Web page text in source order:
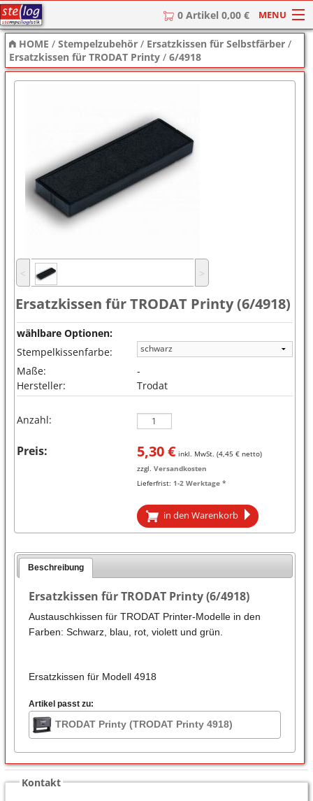
0 Artikel 0,00 € MENU
HOME
Stempel
Stempelzubehör
HOME /Stempelzubehör / Ersatzkissen für Selbstfärber /
Ersatzkissen für TRODAT Printy /6/4918
˂ ˃
Ersatzkissen für TRODAT Printy (6/4918)
wählbare Optionen:
Stempelkissenfarbe:
Maße:
-
Hersteller:
Trodat
Anzahl:
Preis: 5,30€ inkl. MwSt. (4,45 € netto)
zzgl. Versandkosten
Lieferfrist: 1-2 Werktage *
in den Warenkorb
Beschreibung
Ersatzkissen für TRODAT Printy (6/4918)
Austauschkissen für TRODAT Printer-Modelle in den
Farben: Schwarz, blau, rot, violett und grün.
Ersatzkissen für Modell 4918
Artikel passt zu:
TRODAT Printy (TRODAT Printy 4918)
Kontakt